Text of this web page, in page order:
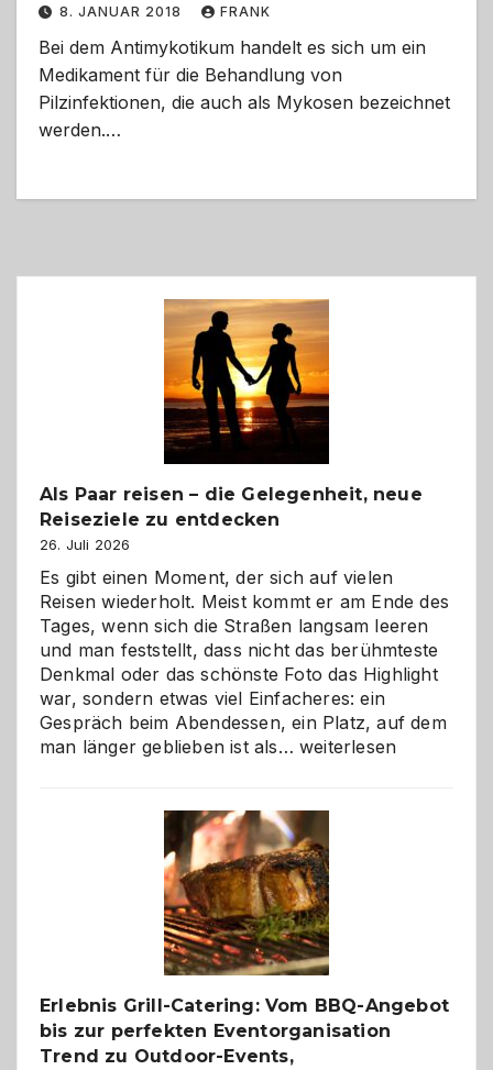
8. JANUAR 2018 FRANK
Bei dem Antimykotikum handelt es sich um ein
Medikament für die Behandlung von
Pilzinfektionen, die auch als Mykosen bezeichnet
werden.…
Als Paar reisen – die Gelegenheit, neue
Reiseziele zu entdecken
26. Juli 2026
Es gibt einen Moment, der sich auf vielen
Reisen wiederholt. Meist kommt er am Ende des
Tages, wenn sich die Straßen langsam leeren
und man feststellt, dass nicht das berühmteste
Denkmal oder das schönste Foto das Highlight
war, sondern etwas viel Einfacheres: ein
Gespräch beim Abendessen, ein Platz, auf dem
man länger geblieben ist als… Als
–
die
Gelegenheit,
neue
Reiseziele
zu
entdecken
weiterlesen
Erlebnis Grill-Catering: Vom BBQ-Angebot
bis zur perfekten Eventorganisation
Trend zu Outdoor-Events,